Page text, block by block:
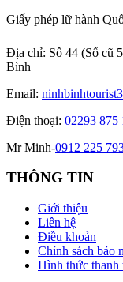
Giấy phép lữ hành
Địa chỉ: Số 44 (Số cũ
Bình
Email:
Điện thoại: 02293 875
Mr Minh-0912 225
THÔNG TIN
Giới thiệu
Liên hệ
Điều khoản
Chính sách bảo
Hình thức thanh